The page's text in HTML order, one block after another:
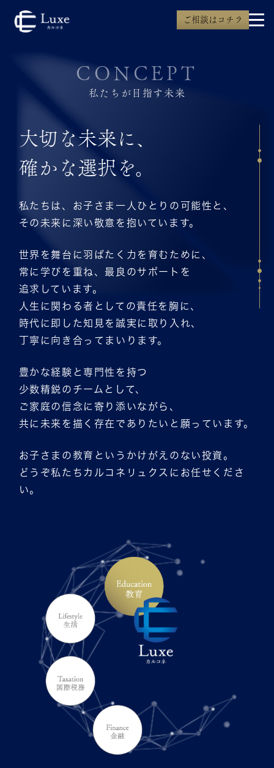
ご相談はコチラ
CONCEPT
私たちが目指す未来
大切な未来に、
確かな選択を。
私たちは、お子さま一人ひとりの可能性と、
その未来に深い敬意を抱いています。
世界を舞台に羽ばたく力を育むために、
常に学びを重ね、最良のサポートを
追求しています。
人生に関わる者としての責任を胸に、
時代に即した知見を誠実に取り入れ、
丁寧に向き合ってまいります。
豊かな経験と専門性を持つ
少数精鋭のチームとして、
ご家庭の信念に寄り添いながら、
共に未来を描く存在でありたいと願っています。
お子さまの教育というかけがえのない投資。
どうぞ私たちカルコネリュクスにお任せくださ
い。